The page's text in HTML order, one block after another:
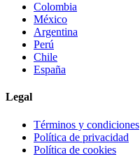
Colombia
México
Argentina
Perú
Chile
España
Legal
Términos y condiciones
Política de privacidad
Política de cookies